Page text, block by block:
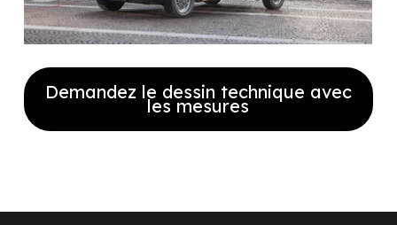
Demandez le dessin technique avec
les mesures
recevoir notre plan technique